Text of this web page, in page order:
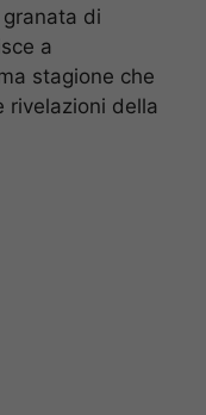
di
a
stagione che
rivelazioni della